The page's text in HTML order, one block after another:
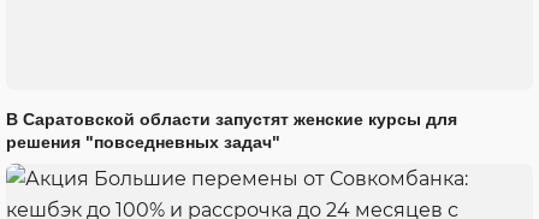
В Саратовской области запустят женские курсы для
решения "повседневных задач"